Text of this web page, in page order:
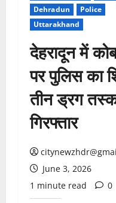
Dehradun
Police
Uttarakhand
देहरादून में
पर पुलिस का
तीन ड्रग
गिरफ्तार
June 3, 2026
1 minute read
0